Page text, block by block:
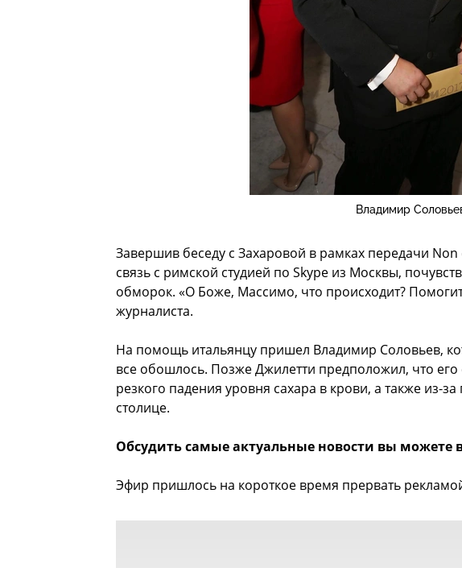
Владимир
Завершив беседу с Захаровой в рамках передачи
связь с римской студией по Skype из Москвы,
обморок. «О Боже, Массимо, что происходит?
журналиста.
На помощь итальянцу пришел Владимир Соловьев,
все обошлось. Позже Джилетти предположил, что его
резкого падения уровня сахара в крови, а также из-
столице.
Обсудить самые актуальные новости вы можете
Эфир пришлось на короткое время прервать